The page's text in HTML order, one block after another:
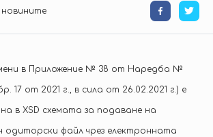
в Приложение № 38 от Наредба №
17 от 2021 г., в сила от 26.02.2021 г.) е
в XSD схемата за подаване на
одиторски файл чрез електронната